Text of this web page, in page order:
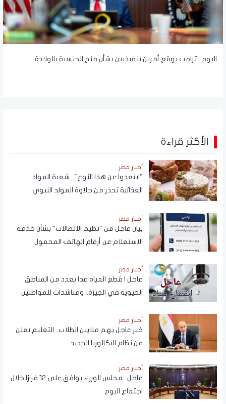
اليوم.. ترامب يوقع أمرين تنفيذيين بشأن منح الجنسية بالولادة
الأكثر قراءة
أخبار مصر
"ابتعدوا عن هذا النوع".. شعبة المواد
الغذائية تحذر من حلاوة المولد النبوي
أخبار مصر
بيان عاجل من "نظيم الاتصالات" بشأن خدمة
الاستعلام عن أرقام الهاتف المحمول
NTRA
أخبار مصر
عاجل | قطع المياه غدا بعدد من المناطق
الحيوية في الجيزة.. ومناشدات للمواطنين
أخبار مصر
خبر عاجل يهم ملايين الطلاب.. التعليم تعلن
عن نظام البكالوريا الجديد
أخبار مصر
عاجل.. مجلس الوزراء يوافق على 12 قرارًا خلال
اجتماع اليوم